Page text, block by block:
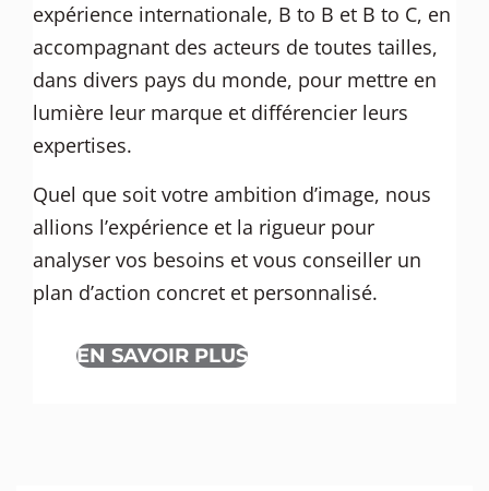
expérience internationale, B to B et B to C, en
accompagnant des acteurs de toutes tailles,
dans divers pays du monde, pour mettre en
lumière leur marque et différencier leurs
expertises.
Quel que soit votre ambition d’image, nous
allions l’expérience et la rigueur pour
analyser vos besoins et vous conseiller un
plan d’action concret et personnalisé.
EN SAVOIR PLUS